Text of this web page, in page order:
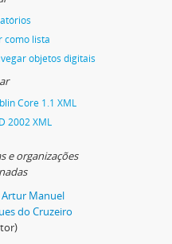
como lista
objetos digitais
Core 1.1 XML
2002 XML
e organizações
Artur Manuel
do Cruzeiro